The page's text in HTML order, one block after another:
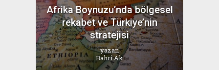
Afrika Boynuzu’nda bölgesel
rekabet ve Türkiye’nin
stratejisi
yazan
Bahri Ak